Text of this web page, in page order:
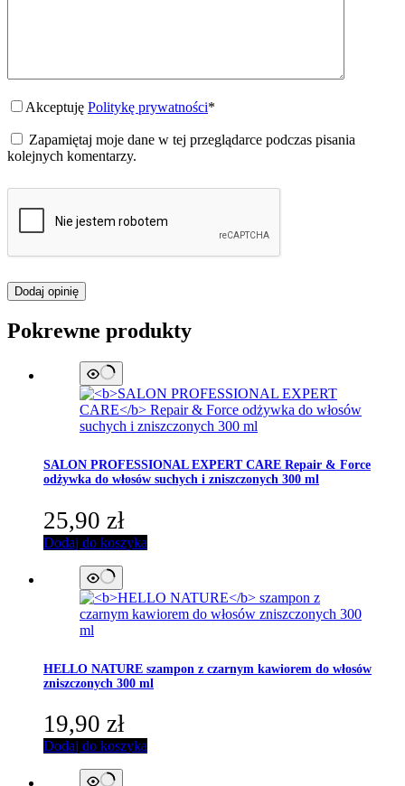
Akceptuję Politykę prywatności*
Zapamiętaj moje dane w tej przeglądarce podczas pisania
kolejnych komentarzy.
Dodaj opinię
Pokrewne produkty
SALON PROFESSIONAL EXPERT CARE Repair & Force
odżywka do włosów suchych i zniszczonych 300 ml
25,90 zł
Dodaj do koszyka
HELLO NATURE szampon z czarnym kawiorem do włosów
zniszczonych 300 ml
19,90 zł
Dodaj do koszyka